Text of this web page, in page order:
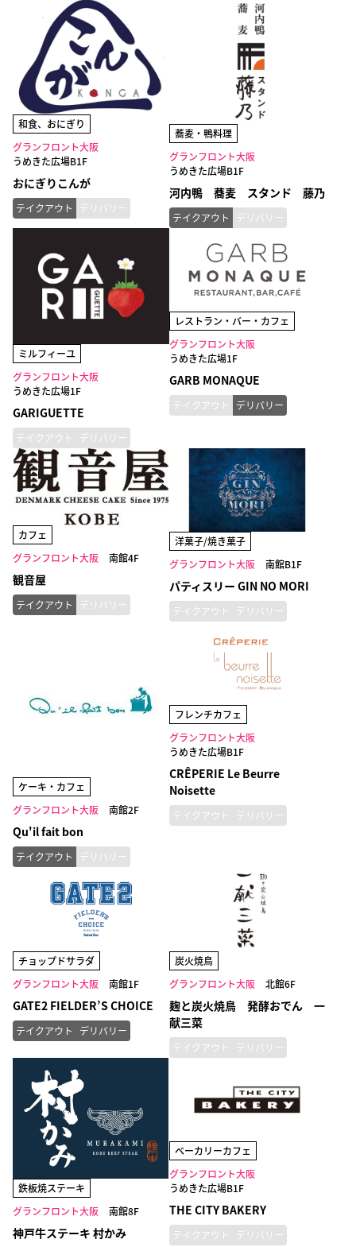
和食、おにぎり
グランフロント大阪
うめきた広場B1F
おにぎりこんが
テイクアウト デリバリー
蕎麦・鴨料理
グランフロント大阪
うめきた広場B1F
河内鴨 蕎麦 スタンド 藤乃
テイクアウト デリバリー
ミルフィーユ
グランフロント大阪
うめきた広場1F
GARIGUETTE
テイクアウト デリバリー
レストラン・バー・カフェ
グランフロント大阪
うめきた広場1F
GARB MONAQUE
テイクアウト デリバリー
カフェ
グランフロント大阪
南館4F
観音屋
テイクアウト デリバリー
洋菓子/焼き菓子
グランフロント大阪
南館B1F
パティスリー GIN NO MORI
テイクアウト デリバリー
ケーキ・カフェ
グランフロント大阪
南館2F
Qu'il fait bon
テイクアウト デリバリー
フレンチカフェ
グランフロント大阪
うめきた広場B1F
CRÊPERIE Le Beurre
Noisette
テイクアウト デリバリー
チョップドサラダ
グランフロント大阪
南館1F
GATE2 FIELDER’S CHOICE
テイクアウト デリバリー
炭火焼鳥
グランフロント大阪
北館6F
麹と炭火焼鳥 発酵おでん 一
献三菜
テイクアウト デリバリー
鉄板焼ステーキ
グランフロント大阪
南館8F
神戸牛ステーキ 村かみ
ベーカリーカフェ
グランフロント大阪
うめきた広場B1F
THE CITY BAKERY
テイクアウト デリバリー